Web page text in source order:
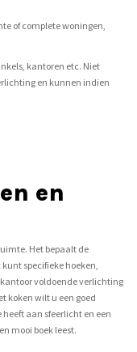
of complete woningen,
kantoren etc. Niet
en kunnen indien
en
Het bepaalt de
specifieke hoeken,
voldoende verlichting
koken wilt u een goed
aan sfeerlicht en een
mooi boek leest.